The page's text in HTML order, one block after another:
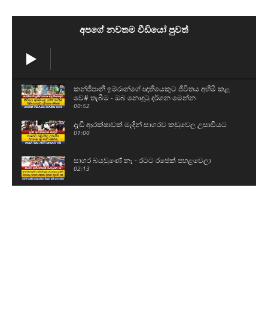
අපගේ නවතම වීඩියෝ පුවත්
කන්ජිපානි ඉම්රාන්ගේ ඥාතියෙකුට ජීවිතය අහිමි කළ
වෙ# තැබීම - ඔබ නොදුටු දර්ශන මෙන්න
00:52
දැඩි ආරක්ෂාවක් මැදින් සාගරව කඩුවෙල උසාවියට
01:00
සාගර බයවුණේ නෑ - රටට රජෙක් පහළවෙලා
02:13